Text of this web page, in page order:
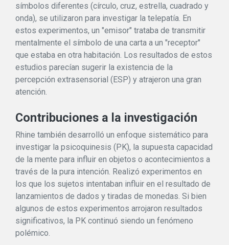
símbolos diferentes (círculo, cruz, estrella, cuadrado y
onda), se utilizaron para investigar la telepatía. En
estos experimentos, un "emisor" trataba de transmitir
mentalmente el símbolo de una carta a un "receptor"
que estaba en otra habitación. Los resultados de estos
estudios parecían sugerir la existencia de la
percepción extrasensorial (ESP) y atrajeron una gran
atención.
Contribuciones a la investigación
Rhine también desarrolló un enfoque sistemático para
investigar la psicoquinesis (PK), la supuesta capacidad
de la mente para influir en objetos o acontecimientos a
través de la pura intención. Realizó experimentos en
los que los sujetos intentaban influir en el resultado de
lanzamientos de dados y tiradas de monedas. Si bien
algunos de estos experimentos arrojaron resultados
significativos, la PK continuó siendo un fenómeno
polémico.